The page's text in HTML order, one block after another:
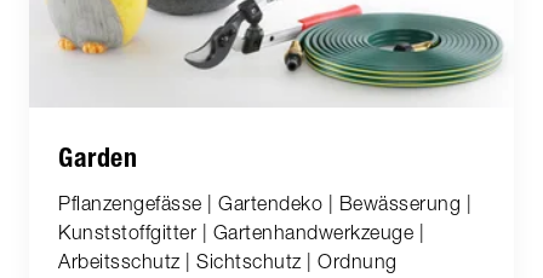
Garden
Pflanzengefässe | Gartendeko | Bewässerung |
Kunststoffgitter | Gartenhandwerkzeuge |
Arbeitsschutz | Sichtschutz | Ordnung